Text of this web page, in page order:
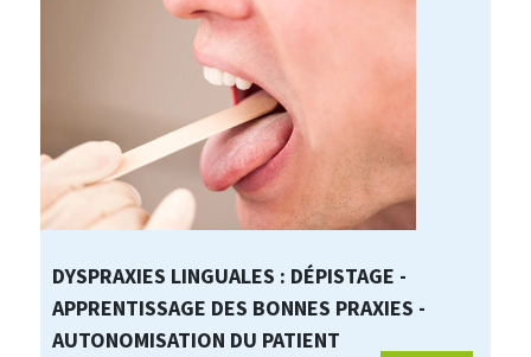
DYSPRAXIES LINGUALES : DÉPISTAGE -
APPRENTISSAGE DES BONNES PRAXIES -
AUTONOMISATION DU PATIENT